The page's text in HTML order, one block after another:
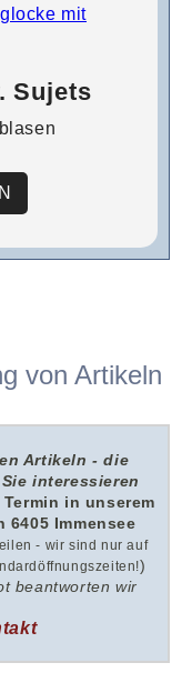
Sujets
von Artikeln
Artikeln - die
interessieren
Termin in unserem
6405 Immensee
- wir sind nur auf
)
beantworten wir